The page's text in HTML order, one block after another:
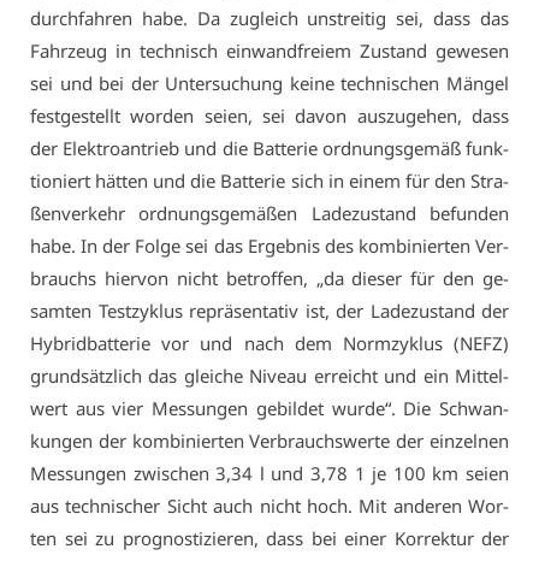
durch­fah­ren ha­be. Da zu­gleich un­strei­tig sei, dass das
Fahr­zeug in tech­nisch ein­wand­frei­em Zu­stand ge­we­sen
sei und bei der Un­ter­su­chung kei­ne tech­ni­schen Män­gel
fest­ge­stellt wor­den sei­en, sei da­von aus­zu­ge­hen, dass
der Elek­tro­an­trieb und die Bat­te­rie ord­nungs­ge­mäß funk­
tio­niert hät­ten und die Bat­te­rie sich in ei­nem für den Stra­
ßen­ver­kehr ord­nungs­ge­mä­ßen La­de­zu­stand be­fun­den
ha­be. In der Fol­ge sei das Er­geb­nis des kom­bi­nier­ten Ver­
brauchs hier­von nicht be­trof­fen, „da die­ser für den ge­
sam­ten Test­zy­klus re­prä­sen­ta­tiv ist, der La­de­zu­stand der
Hy­bridbat­te­rie vor und nach dem Norm­zy­klus (NEFZ)
grund­sätz­lich das glei­che Ni­veau er­reicht und ein Mit­tel­
wert aus vier Mes­sun­gen ge­bil­det wur­de“. Die Schwan­
kun­gen der kom­bi­nier­ten Ver­brauchs­wer­te der ein­zel­nen
Mes­sun­gen zwi­schen 3,34 l und 3,78 1 je 100 km sei­en
aus tech­ni­scher Sicht auch nicht hoch. Mit an­de­ren Wor­
ten sei zu pro­gnos­ti­zie­ren, dass bei ei­ner Kor­rek­tur der